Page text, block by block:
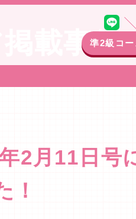
準2級コ
掲載事例
2月11日号
！